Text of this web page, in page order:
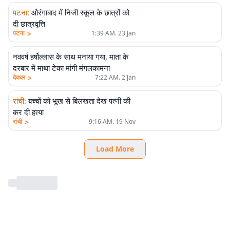
पटना: औरंगाबाद में निजी स्कूल के छात्रों को
दी छात्रवृत्ति
पटना > 1:39 AM. 23 Jan
नववर्ष हर्षोल्लास के साथ मनाया गया, माता के
दरबार में माथा टेका मांगी मंगलकामना
देवघर > 7:22 AM. 2 Jan
रांची़: बच्चों को भूख से बिलखता देख पत्नी की
कर दी हत्या
रांची > 9:16 AM. 19 Nov
Load More